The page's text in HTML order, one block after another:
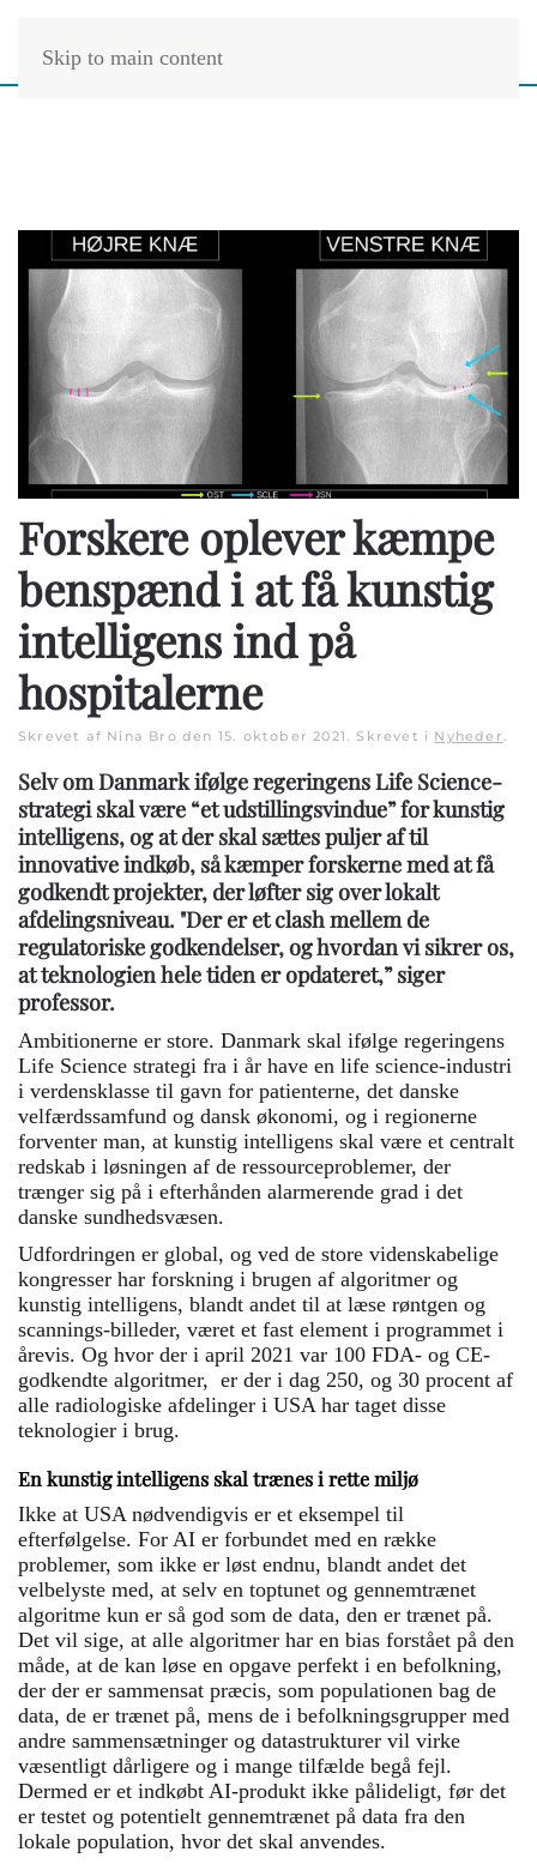
Skip to main content
Forskere oplever kæmpe
benspænd i at få kunstig
intelligens ind på
hospitalerne
Skrevet af Nina Bro den 15. oktober 2021 . Skrevet i Nyheder
Selv om Danmark ifølge regeringens Life Science-
strategi skal være “et udstillingsvindue” for kunstig
intelligens, og at der skal sættes puljer af til
innovative indkøb, så kæmper forskerne med at få
godkendt projekter, der løfter sig over lokalt
afdelingsniveau. "Der er et clash mellem de
regulatoriske godkendelser, og hvordan vi sikrer os,
at teknologien hele tiden er opdateret,” siger
professor.
Ambitionerne er store. Danmark skal ifølge regeringens
Life Science strategi fra i år have en life science-industri
i verdensklasse til gavn for patienterne, det danske
velfærdssamfund og dansk økonomi, og i regionerne
forventer man, at kunstig intelligens skal være et centralt
redskab i løsningen af de ressourceproblemer, der
trænger sig på i efterhånden alarmerende grad i det
danske sundhedsvæsen.
Udfordringen er global, og ved de store videnskabelige
kongresser har forskning i brugen af algoritmer og
kunstig intelligens, blandt andet til at læse røntgen og
scannings-billeder, været et fast element i programmet i
årevis. Og hvor der i april 2021 var 100 FDA- og CE-
godkendte algoritmer, er der i dag 250, og 30 procent af
alle radiologiske afdelinger i USA har taget disse
teknologier i brug.
En kunstig intelligens skal trænes i rette miljø
Ikke at USA nødvendigvis er et eksempel til
efterfølgelse. For AI er forbundet med en række
problemer, som ikke er løst endnu, blandt andet det
velbelyste med, at selv en toptunet og gennemtrænet
algoritme kun er så god som de data, den er trænet på.
Det vil sige, at alle algoritmer har en bias forstået på den
måde, at de kan løse en opgave perfekt i en befolkning,
der der er sammensat præcis, som populationen bag de
data, de er trænet på, mens de i befolkningsgrupper med
andre sammensætninger og datastrukturer vil virke
væsentligt dårligere og i mange tilfælde begå fejl.
Dermed er et indkøbt AI-produkt ikke pålideligt, før det
er testet og potentielt gennemtrænet på data fra den
lokale population, hvor det skal anvendes.